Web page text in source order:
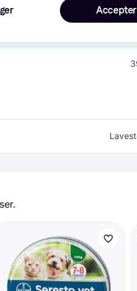
Accepter